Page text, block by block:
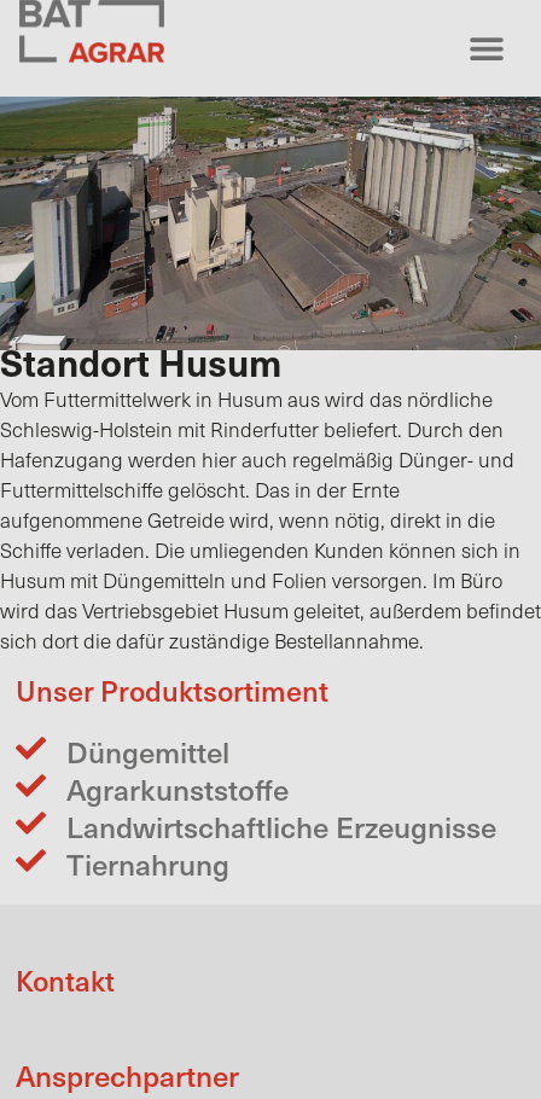
Standort Husum
Vom Futtermittelwerk in Husum aus wird das nördliche
Schleswig-Holstein mit Rinderfutter beliefert. Durch den
Hafenzugang werden hier auch regelmäßig Dünger- und
Futtermittelschiffe gelöscht. Das in der Ernte
aufgenommene Getreide wird, wenn nötig, direkt in die
Schiffe verladen. Die umliegenden Kunden können sich in
Husum mit Düngemitteln und Folien versorgen. Im Büro
wird das Vertriebsgebiet Husum geleitet, außerdem befindet
sich dort die dafür zuständige Bestellannahme.
Unser Produktsortiment
Düngemittel
Agrarkunststoffe
Landwirtschaftliche Erzeugnisse
Tiernahrung
Kontakt
Ansprechpartner